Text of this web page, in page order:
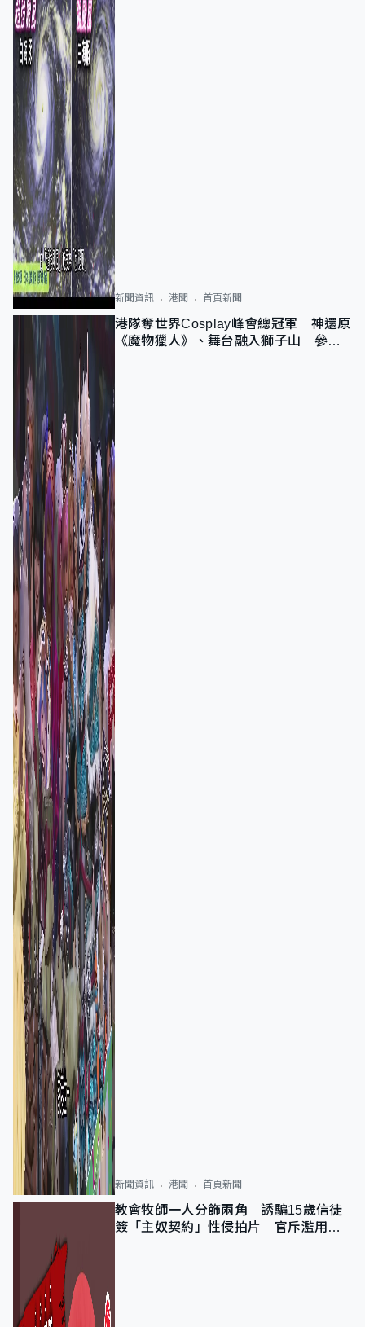
新聞資訊 港聞 首頁新聞
港隊奪世界Cosplay峰會總冠軍 神還原
《魔物獵人》、舞台融入獅子山 參賽
新聞資訊 港聞 首頁新聞
教會牧師一人分飾兩角 誘騙15歲信徒
簽「主奴契約」性侵拍片 官斥濫用教